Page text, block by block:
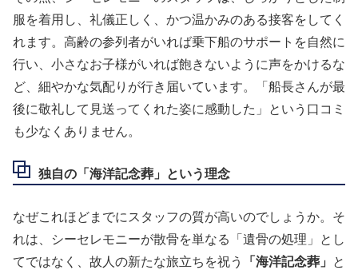
服を着用し、礼儀正しく、かつ温かみのある接客をしてく
れます。高齢の参列者がいれば乗下船のサポートを自然に
行い、小さなお子様がいれば飽きないように声をかけるな
ど、細やかな気配りが行き届いています。「船長さんが最
後に敬礼して見送ってくれた姿に感動した」という口コミ
も少なくありません。
独自の「海洋記念葬」という理念
なぜこれほどまでにスタッフの質が高いのでしょうか。そ
れは、シーセレモニーが散骨を単なる「遺骨の処理」とし
てではなく、故人の新たな旅立ちを祝う
「海洋記念葬」
と